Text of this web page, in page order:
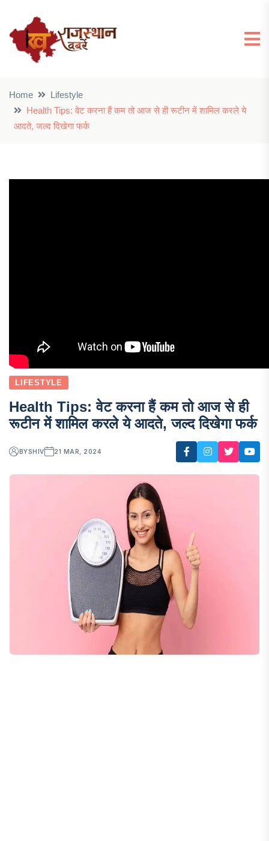
Home
Lifestyle
Health Tips: वेट करना हैं कम तो आज से ही रूटीन में शामिल करले ये
आदते, जल्द दिखेगा फर्क
LIFESTYLE
Health Tips: वेट करना हैं कम तो आज से ही
रूटीन में शामिल करले ये आदते, जल्द दिखेगा फर्क
BYSHIV 21 MAR, 2024